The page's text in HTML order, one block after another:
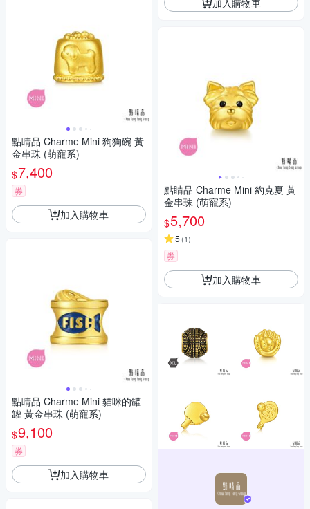
點睛品 Charme Mini 狗狗碗 黃
金串珠 (萌寵系)
$7,400
券
加入購物車
點睛品 Charme Mini 貓咪的罐
罐 黃金串珠 (萌寵系)
$9,100
券
加入購物車
點睛品 Charme Mini 約克夏 黃
金串珠 (萌寵系)
$5,700
5 (1)
券
加入購物車